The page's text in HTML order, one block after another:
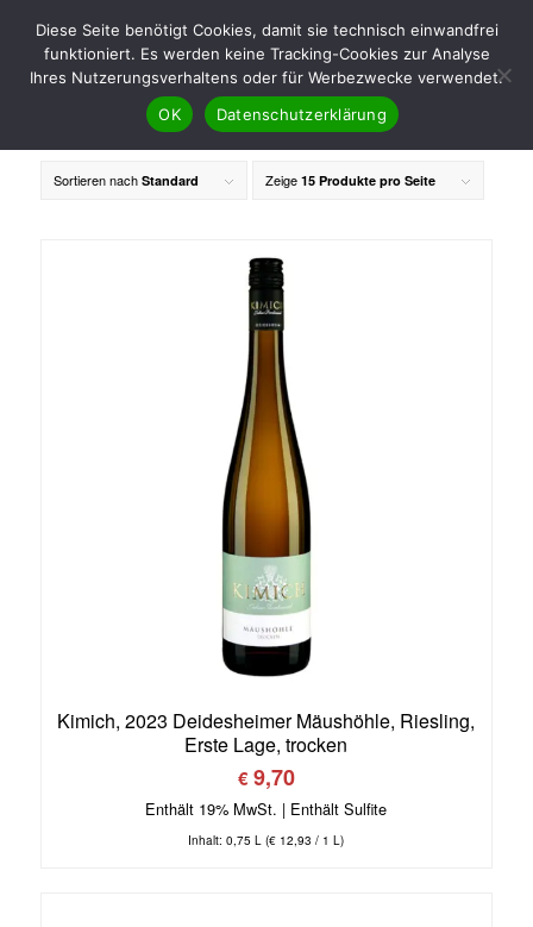
Sortieren nach Standard Zeige 15 Produkte pro Seite
Kimich, 2023 Deidesheimer Mäushöhle, Riesling,
Erste Lage, trocken
€9,70
Enthält 19% MwSt.
Inhalt: 0,75 L (€ 12,93 / 1 L)
Diese Seite benötigt Cookies, damit sie technisch einwandfrei
funktioniert. Es werden keine Tracking-Cookies zur Analyse
Ihres Nutzerungsverhaltens oder für Werbezwecke verwendet.
OK
Datenschutzerklärung